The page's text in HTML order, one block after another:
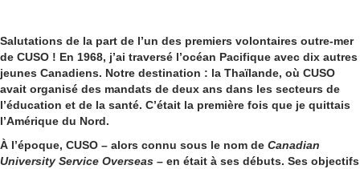
Salutations de la part de l’un des premiers volontaires outre-mer
de CUSO ! En 1968, j’ai traversé l’océan Pacifique avec dix autres
jeunes Canadiens. Notre destination : la Thaïlande, où CUSO
avait organisé des mandats de deux ans dans les secteurs de
l’éducation et de la santé. C’était la première fois que je quittais
l’Amérique du Nord.
À l’époque, CUSO – alors connu sous le nom de Canadian
University Service Overseas – en était à ses débuts. Ses objectifs